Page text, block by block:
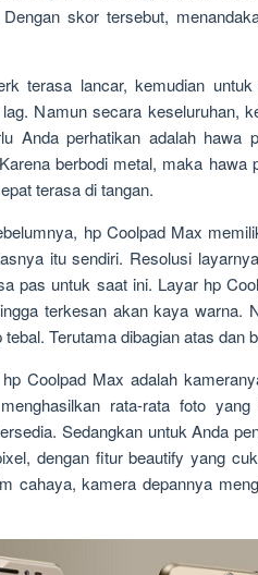
skor tersebut,
terasa lancar, kemudian
Namun secara keseluruhan,
Anda perhatikan adalah hawa
berbodi metal, maka hawa
terasa di tangan.
hp Coolpad Max
itu sendiri. Resolusi
pas untuk saat ini. Layar hp
terkesan akan kaya warna.
Terutama dibagian atas dan
Coolpad Max adalah
rata-rata foto
Sedangkan untuk Anda
dengan fitur beautify yang
cahaya, kamera depannya